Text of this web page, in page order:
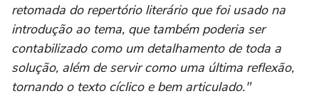
retomada do repertório literário que foi usado na
introdução ao tema, que também poderia ser
contabilizado como um detalhamento de toda a
solução, além de servir como uma última reflexão,
tornando o texto cíclico e bem articulado."